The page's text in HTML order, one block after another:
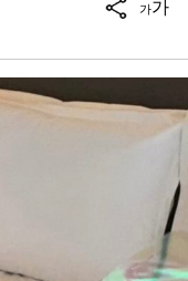
가가